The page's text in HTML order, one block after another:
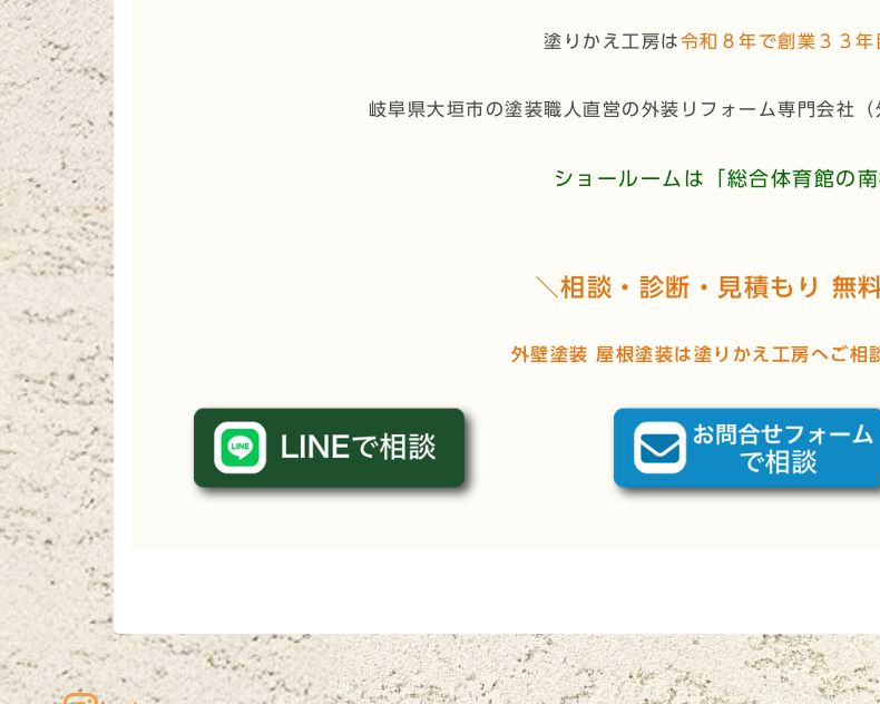
塗りかえ工房は令和８年で創業３３年
岐阜県大垣市の塗装職人直営の外装リフォーム専門会社（
ショールームは「総合体育館の南
＼相談・診断・見積もり 無
外壁塗装 屋根塗装は塗りかえ工房へご相